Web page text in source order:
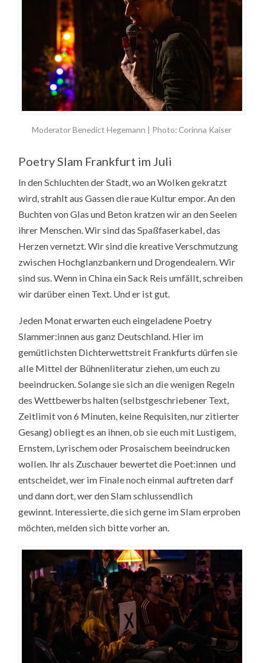
Moderator Benedict Hegemann | Photo: Corinna Kaiser
Poetry Slam Frankfurt im Juli
In den Schluchten der Stadt, wo an Wolken gekratzt
wird, strahlt aus Gassen die raue Kultur empor. An den
Buchten von Glas und Beton kratzen wir an den Seelen
ihrer Menschen. Wir sind das Spaßfaserkabel, das
Herzen vernetzt. Wir sind die kreative Verschmutzung
zwischen Hochglanzbankern und Drogendealern. Wir
sind sus. Wenn in China ein Sack Reis umfällt, schreiben
wir darüber einen Text. Und er ist gut.
Jeden Monat erwarten euch eingeladene Poetry
Slammer:innen aus ganz Deutschland. Hier im
gemütlichsten Dichterwettstreit Frankfurts dürfen sie
alle Mittel der Bühnenliteratur ziehen, um euch zu
beeindrucken. Solange sie sich an die wenigen Regeln
des Wettbewerbs halten (selbstgeschriebener Text,
Zeitlimit von 6 Minuten, keine Requisiten, nur zitierter
Gesang) obliegt es an ihnen, ob sie euch mit Lustigem,
Ernstem, Lyrischem oder Prosaischem beeindrucken
wollen. Ihr als Zuschauer bewertet die Poet:innen und
entscheidet, wer im Finale noch einmal auftreten darf
und dann dort, wer den Slam schlussendlich
gewinnt. Interessierte, die sich gerne im Slam erproben
möchten, melden sich bitte vorher an.